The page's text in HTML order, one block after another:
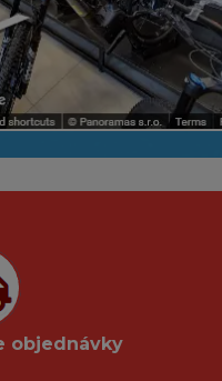
objednávky